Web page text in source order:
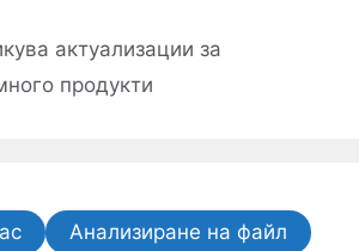
актуализации за
продукти
Анализиране на файл